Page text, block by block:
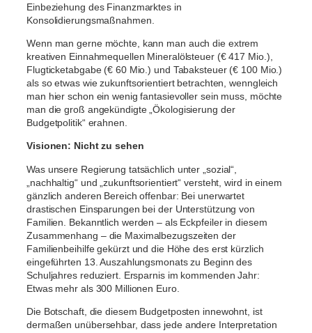
Einbeziehung des Finanzmarktes in
Konsolidierungsmaßnahmen.
Wenn man gerne möchte, kann man auch die extrem
kreativen Einnahmequellen Mineralölsteuer (€ 417 Mio.),
Flugticketabgabe (€ 60 Mio.) und Tabaksteuer (€ 100 Mio.)
als so etwas wie zukunftsorientiert betrachten, wenngleich
man hier schon ein wenig fantasievoller sein muss, möchte
man die groß angekündigte „Ökologisierung der
Budgetpolitik“ erahnen.
Visionen: Nicht zu sehen
Was unsere Regierung tatsächlich unter „sozial“,
„nachhaltig“ und „zukunftsorientiert“ versteht, wird in einem
gänzlich anderen Bereich offenbar: Bei unerwartet
drastischen Einsparungen bei der Unterstützung von
Familien. Bekanntlich werden – als Eckpfeiler in diesem
Zusammenhang – die Maximalbezugszeiten der
Familienbeihilfe gekürzt und die Höhe des erst kürzlich
eingeführten 13. Auszahlungsmonats zu Beginn des
Schuljahres reduziert. Ersparnis im kommenden Jahr:
Etwas mehr als 300 Millionen Euro.
Die Botschaft, die diesem Budgetposten innewohnt, ist
dermaßen unübersehbar, dass jede andere Interpretation